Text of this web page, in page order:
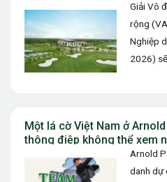
Giải Vô
rộng
Nghiệp
2026)
Một lá cờ Việt Nam ở
thông điệp không thể xem
Arnold
danh dự